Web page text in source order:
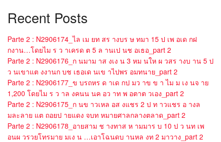
Recent Posts
Parte 2 : N2906174_ไล เม ยท สร างบร ษ ทมา 15 ป เพ อเด กฝ
กงาน…โดยไม ร ว าเครด ต 5 ล านเป นช อเธอ_part 2
Parte 2 : N2906176_ก นมาม าส งเง น 3 หม นให ผ วสร างบ าน 5 ป
ว นเขาแต งงานก บช เธอเด นเข าไปพร อมทนาย_part 2
Parte 2 : N2906177_ข บรถหร ด าเด กป มว าข ข า ไม ม เง นจ าย
1,200 โดยไม ร ว าล งคนน นค อว าท พ อตาต วเอง_part 2
Parte 2 : N2906175_ก นข าวเหล อส งแชร 2 ป ท าวแชร อ างล
มละลาย แต ถอยป ายแดง จบท หมายศาลกลางตลาด_part 2
Parte 2 : N2906178_อายสาม ช างทาส ห ามมาร บ 10 ป ว นท เพ
อนผ วรวยโทรมาย มเง น …เอาโฉนดบ านหล งท 2 มาวาง_part 2